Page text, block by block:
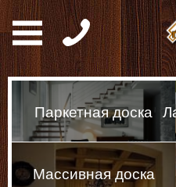
Паркетная доска
Массивная доска